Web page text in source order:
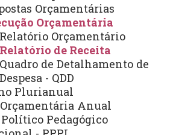
Orçamentárias
Orçamentária
Relatório Orçamentário
Relatório de Receita
Quadro de Detalhamento de
Despesa - QDD
Plurianual
Anual
Pedagógico
1 2 PÁGINA 1 DE 2
PROPLAN
Planejamento e Orçamento
Execução Orçamentária